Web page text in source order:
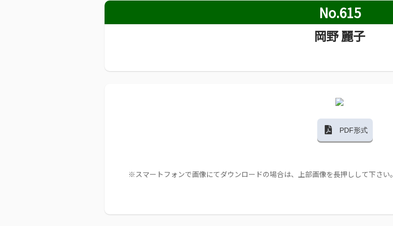
No.615
岡野 麗子
PDF形式
※スマートフォンで画像にてダウンロードの場合は、上部画像を長押しして下さい。